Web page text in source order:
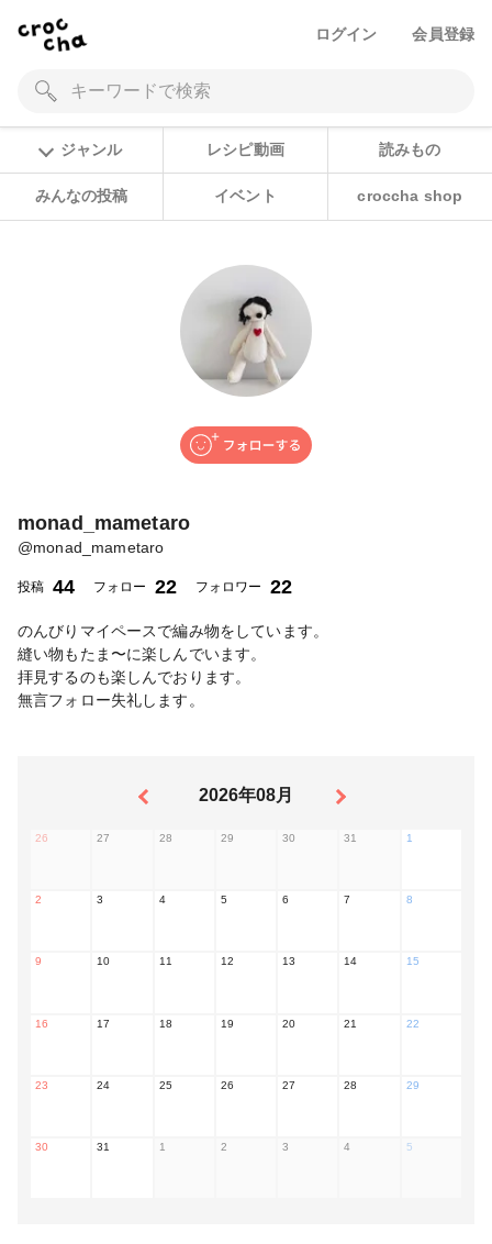
ログイン 会員登録
ジャンル レシピ動画 読みもの
みんなの投稿 イベント croccha shop
monad_mametaro
@monad_mametaro
投稿 44 フォロー 22 フォロワー 22
のんびりマイペースで編み物をしています。
縫い物もたま〜に楽しんでいます。
拝見するのも楽しんでおります。
無言フォロー失礼します。
2026年08月
26 27 28 29 30 31 1
2 3 4 5 6 7 8
9 10 11 12 13 14 15
16 17 18 19 20 21 22
23 24 25 26 27 28 29
30 31 1 2 3 4 5